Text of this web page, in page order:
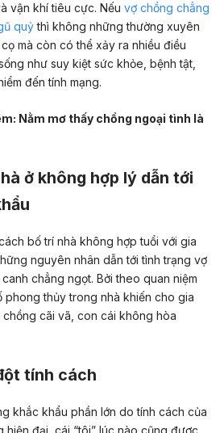
vận khí tiêu cực. Nếu vợ chồng chẳng
quỷthì không những thường xuyên
mà còn có thể xảy ra nhiều điều
như suy kiệt sức khỏe, bệnh tật,
đến tính mạng.
Nằm mơ thấy chồng ngoại tình là
ở không hợp lý dẫn tới
bố trí nhà không hợp tuổi với gia
nguyên nhân dẫn tới tình trạng vợ
chẳng ngọt. Bởi theo quan niệm
phong thủy trong nhà khiến cho gia
cãi vã, con cái không hòa
tính cách
khắc khẩu phần lớn do tính cách của